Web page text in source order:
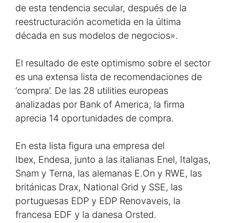
de esta tendencia secular, después de la
reestructuración acometida en la última
década en sus modelos de negocios».
El resultado de este optimismo sobre el sector
es una extensa lista de recomendaciones de
‘compra’. De las 28 utilities europeas
analizadas por Bank of America, la firma
aprecia 14 oportunidades de compra.
En esta lista figura una empresa del
Ibex, Endesa, junto a las italianas Enel, Italgas,
Snam y Terna, las alemanas E.On y RWE, las
británicas Drax, National Grid y SSE, las
portuguesas EDP y EDP Renovaveis, la
francesa EDF y la danesa Orsted.